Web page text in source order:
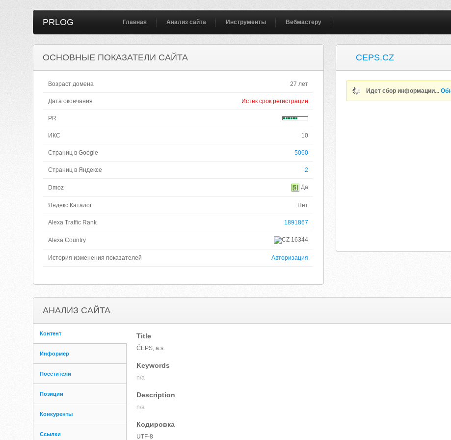
PRLOG Главная Анализ сайта Инструменты Вебмастеру
ОСНОВНЫЕ ПОКАЗАТЕЛИ САЙТА
Возраст домена 27 лет
Дата окончания Истек срок регистрации
PR
ИКС 10
Страниц в Google 5060
Страниц в Яндексе 2
Dmoz Да
Яндекс Каталог Нет
Alexa Traffic Rank 1891867
Alexa Country 16344
История изменения показателей Авторизация
CEPS.CZ
Идет сбор информации...
АНАЛИЗ САЙТА
Контент
Информер
Посетители
Позиции
Конкуренты
Ссылки
Title
ČEPS, a.s.
Keywords
n/a
Description
n/a
Кодировка
UTF-8